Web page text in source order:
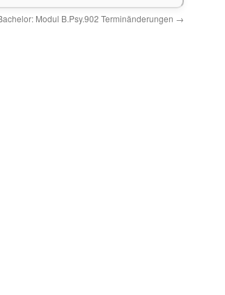
Modul B.Psy.902 Terminänderungen →